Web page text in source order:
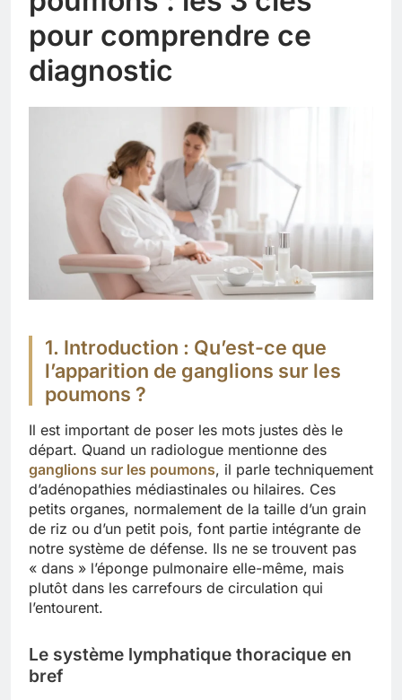
pour comprendre ce
diagnostic
1. Introduction : Qu’est-ce que
l’apparition de ganglions sur les
poumons ?
Il est important de poser les mots justes dès le
départ. Quand un radiologue mentionne des
ganglions sur les poumons, il parle techniquement
d’adénopathies médiastinales ou hilaires. Ces
petits organes, normalement de la taille d’un grain
de riz ou d’un petit pois, font partie intégrante de
notre système de défense. Ils ne se trouvent pas
« dans » l’éponge pulmonaire elle-même, mais
plutôt dans les carrefours de circulation qui
l’entourent.
Le système lymphatique thoracique en
bref